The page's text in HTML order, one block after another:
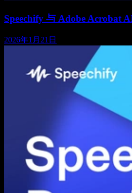
Speechify 与 Adobe Acrobat
2026年1月21日